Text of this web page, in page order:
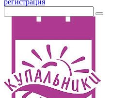
регистрация